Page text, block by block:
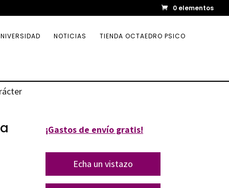
0 elementos
NOTICIAS TIENDA OCTAEDRO PSICO
¡Gastos de envío gratis!
Echa un vistazo